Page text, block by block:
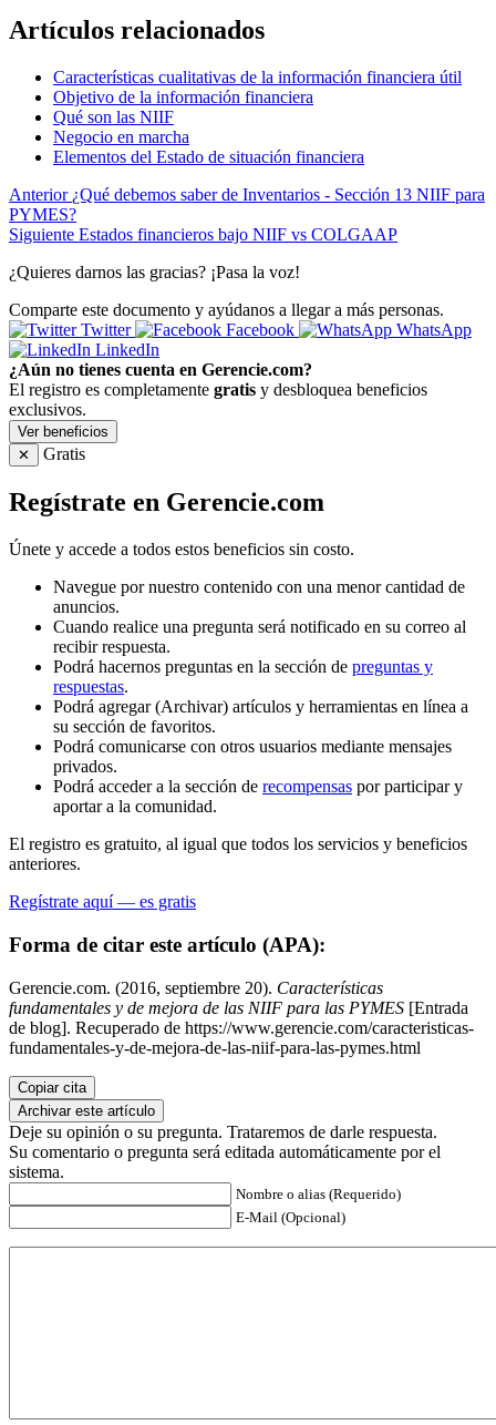
Artículos relacionados
Características cualitativas de la información financiera útil
Objetivo de la información financiera
Qué son las NIIF
Negocio en marcha
Elementos del Estado de situación financiera
Anterior ¿Qué debemos saber de Inventarios - Sección 13 NIIF para
PYMES?
Siguiente Estados financieros bajo NIIF vs COLGAAP
¿Quieres darnos las gracias? ¡Pasa la voz!
Comparte este documento y ayúdanos a llegar a más personas.
Twitter
Facebook
WhatsApp
LinkedIn
¿Aún no tienes cuenta en Gerencie.com?
El registro es completamente gratis y desbloquea beneficios
exclusivos.
Ver beneficios
✕
Gratis
Regístrate en Gerencie.com
Únete y accede a todos estos beneficios sin costo.
Navegue por nuestro contenido con una menor cantidad de
anuncios.
Cuando realice una pregunta será notificado en su correo al
recibir respuesta.
Podrá hacernos preguntas en la sección de preguntas y
respuestas.
Podrá agregar (Archivar) artículos y herramientas en línea a
su sección de favoritos.
Podrá comunicarse con otros usuarios mediante mensajes
privados.
Podrá acceder a la sección de recompensas por participar y
aportar a la comunidad.
El registro es gratuito, al igual que todos los servicios y beneficios
anteriores.
Regístrate aquí — es gratis
Forma de citar este artículo (APA):
Gerencie.com. (2016, septiembre 20). Características
fundamentales y de mejora de las NIIF para las PYMES [Entrada
de blog]. Recuperado de https://www.gerencie.com/caracteristicas-
fundamentales-y-de-mejora-de-las-niif-para-las-pymes.html
Copiar cita
Archivar este artículo
Deje su opinión o su pregunta. Trataremos de darle respuesta.
Su comentario o pregunta será editada automáticamente por el
sistema.
Nombre o alias (Requerido)
E-Mail (Opcional)